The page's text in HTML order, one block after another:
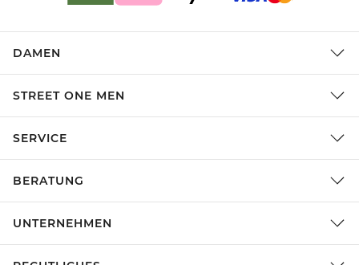
DAMEN
STREET ONE MEN
SERVICE
BERATUNG
UNTERNEHMEN